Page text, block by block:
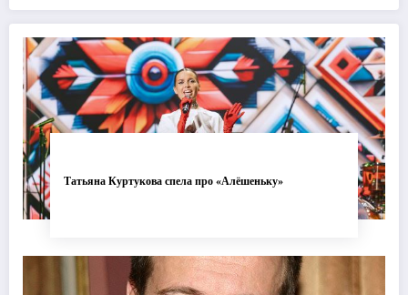
современной хореографии
одуванчика
Татьяна Куртукова спела про «Алёшеньку»